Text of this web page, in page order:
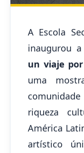
A Escola
inaugurou a
un viaje
uma
riqueza
América
artístico